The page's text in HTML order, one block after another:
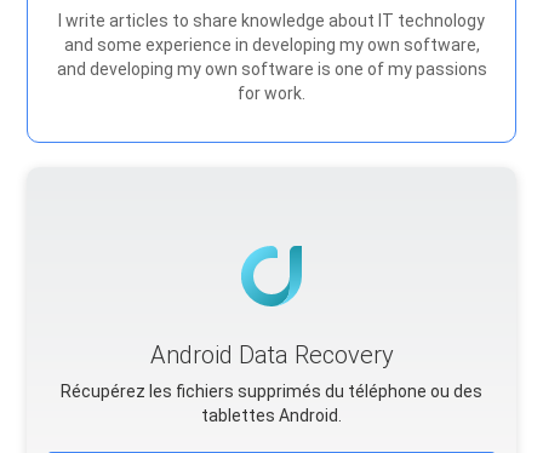
I write articles to share knowledge about IT technology
and some experience in developing my own software,
and developing my own software is one of my passions
for work.
Android Data Recovery
Récupérez les fichiers supprimés du téléphone ou des
tablettes Android.